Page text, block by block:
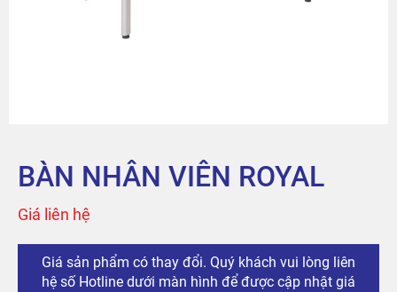
Thanh toán
Đỉnh Phú
BÀN NHÂN VIÊN ROYAL
Giá liên hệ
Giá sản phẩm có thay đổi. Quý khách vui lòng liên
hệ số Hotline dưới màn hình để được cập nhật giá